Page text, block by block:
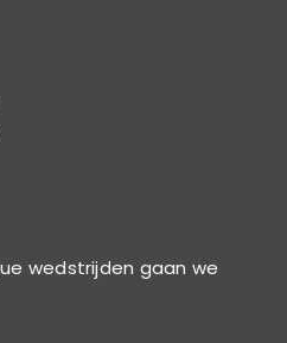
wedstrijden gaan we